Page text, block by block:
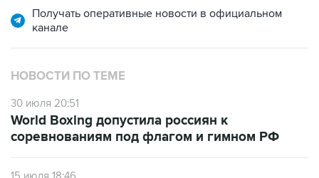
Получать оперативные новости в официальном
канале
НОВОСТИ ПО ТЕМЕ
30 июля 20:51
World Boxing допустила россиян к
соревнованиям под флагом и гимном РФ